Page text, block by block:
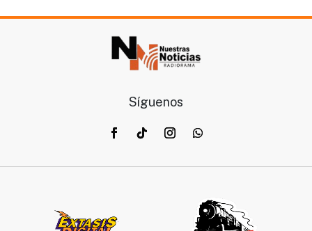
trasfondo de cada hecho.
Síguenos